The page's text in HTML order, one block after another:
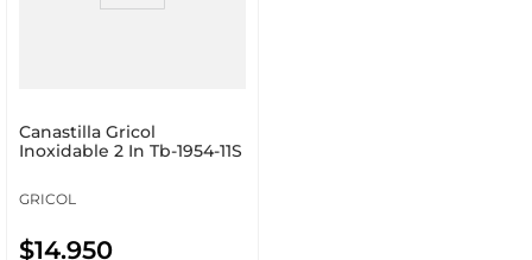
Canastilla Gricol
Inoxidable 2 In Tb-1954-11S
GRICOL
$14.950